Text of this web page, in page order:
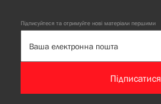
Підписуйтеся та отримуйте нові матеріали першими
Підписатися